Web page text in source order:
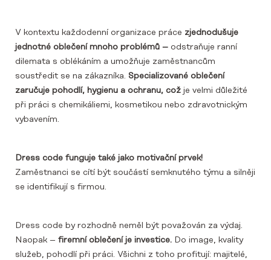
V kontextu každodenní organizace práce zjednodušuje
jednotné oblečení mnoho problémů – odstraňuje ranní
dilemata s oblékáním a umožňuje zaměstnancům
soustředit se na zákazníka. Specializované oblečení
zaručuje pohodlí, hygienu a ochranu, což je velmi důležité
při práci s chemikáliemi, kosmetikou nebo zdravotnickým
vybavením.
Dress code funguje také jako motivační prvek!
Zaměstnanci se cítí být součástí semknutého týmu a silněji
se identifikují s firmou.
Dress code by rozhodně neměl být považován za výdaj.
Naopak – firemní oblečení je investice. Do image, kvality
služeb, pohodlí při práci. Všichni z toho profitují: majitelé,